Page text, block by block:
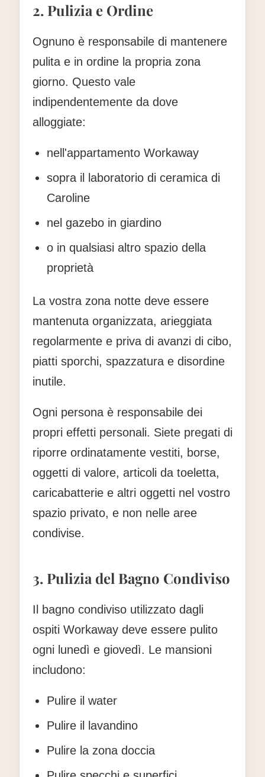
2. Pulizia e Ordine
Ognuno è responsabile di mantenere
pulita e in ordine la propria zona
giorno. Questo vale
indipendentemente da dove
alloggiate:
nell'appartamento Workaway
sopra il laboratorio di ceramica di
Caroline
nel gazebo in giardino
o in qualsiasi altro spazio della
proprietà
La vostra zona notte deve essere
mantenuta organizzata, arieggiata
regolarmente e priva di avanzi di cibo,
piatti sporchi, spazzatura e disordine
inutile.
Ogni persona è responsabile dei
propri effetti personali. Siete pregati di
riporre ordinatamente vestiti, borse,
oggetti di valore, articoli da toeletta,
caricabatterie e altri oggetti nel vostro
spazio privato, e non nelle aree
condivise.
3. Pulizia del Bagno Condiviso
Il bagno condiviso utilizzato dagli
ospiti Workaway deve essere pulito
ogni lunedì e giovedì. Le mansioni
includono:
Pulire il water
Pulire il lavandino
Pulire la zona doccia